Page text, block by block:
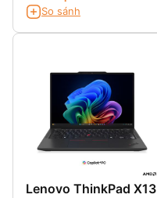
So sánh
Lenovo ThinkPad X13